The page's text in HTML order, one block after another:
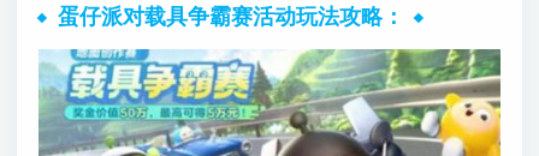
蛋仔派对载具争霸赛活动玩法攻略：